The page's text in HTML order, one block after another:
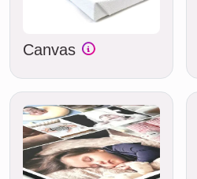
Canvas